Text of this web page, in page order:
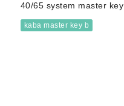
40/65 system master key
kaba master key b